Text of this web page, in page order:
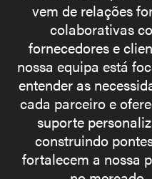
vem de relações
colaborativas
fornecedores e
nossa equipa está
entender as
cada parceiro e
suporte
construindo
fortalecem a nossa